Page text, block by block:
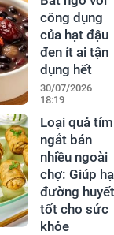
công dụng
của hạt đậu
đen ít ai tận
dụng hết
30/07/2026
18:19
Loại quả tím
ngắt bán
nhiều ngoài
chợ: Giúp hạ
đường
tốt cho sức
khỏe